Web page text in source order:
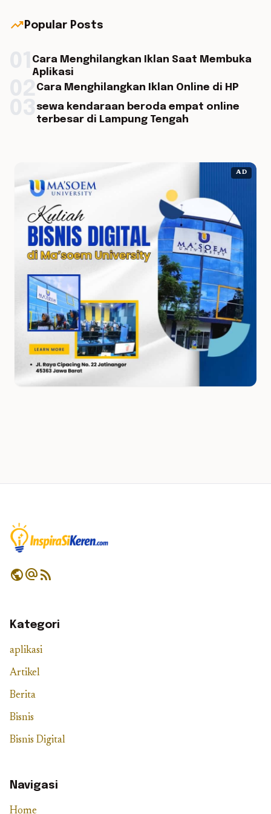
trending_up Popular Posts
Cara Menghilangkan Iklan Saat Membuka
Aplikasi
Cara Menghilangkan Iklan Online di HP
sewa kendaraan beroda empat online
terbesar di Lampung Tengah
AD
publicalternate_emailrss_feed
Kategori
aplikasi
Artikel
Berita
Bisnis
Bisnis Digital
Navigasi
Home